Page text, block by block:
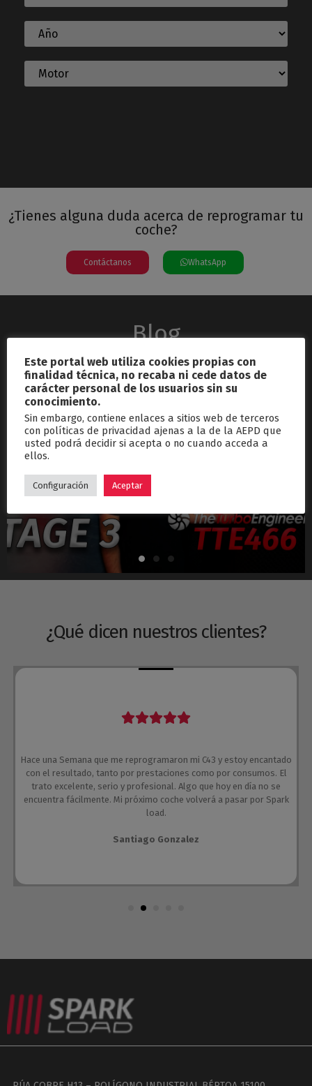
¿Tienes alguna duda acerca de reprogramar tu
coche?
Contáctanos WhatsApp
Blog
septiembre 26, 2024
Hyundai i30N Stage 3 – Turbo TTE466
¿Qué dicen nuestros clientes?
Hace una Semana que me reprogramaron mi C43 y estoy encantado
con el resultado, tanto por prestaciones como por consumos. El
trato excelente, serio y profesional. Algo que hoy en día no se
encuentra fácilmente. Mi próximo coche volverá a pasar por Spark
load.
Santiago Gonzalez
Este portal web utiliza cookies propias con
finalidad técnica, no recaba ni cede datos de
carácter personal de los usuarios sin su
conocimiento.
Sin embargo, contiene enlaces a sitios web de terceros
con políticas de privacidad ajenas a la de la AEPD que
usted podrá decidir si acepta o no cuando acceda a
ellos.
Configuración Aceptar